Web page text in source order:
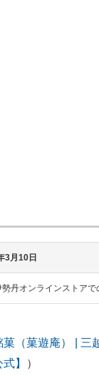
ディア
の最前線
ットの話題
3月10日
勢丹オンラインストア
菓（菓遊庵） | 三
】
）